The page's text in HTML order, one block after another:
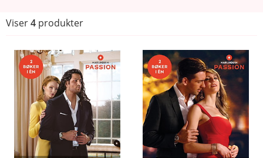
Viser4 produkter